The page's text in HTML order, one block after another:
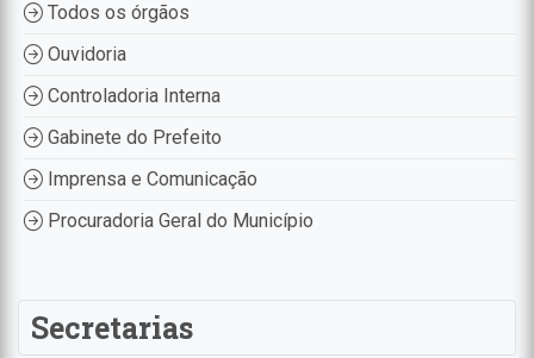
Todos os órgãos
Ouvidoria
Controladoria Interna
Gabinete do Prefeito
Imprensa e Comunicação
Procuradoria Geral do Município
Secretarias